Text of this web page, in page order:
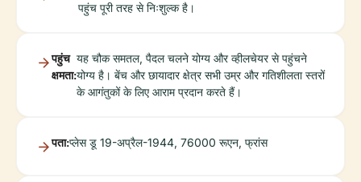
पहुंच पूरी तरह से निःशुल्क है।
पहुंच
क्षमता:
यह चौक समतल, पैदल चलने योग्य और व्हीलचेयर से पहुंचने
योग्य है। बेंच और छायादार क्षेत्र सभी उम्र और गतिशीलता स्तरों
के आगंतुकों के लिए आराम प्रदान करते हैं।
पता:प्लेस डू 19-अप्रैल-1944, 76000 रूएन, फ्रांस